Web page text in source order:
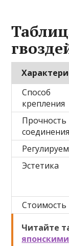
Способ
крепления
Прочность
соединения
Эстетика
Стоимость
Читайте